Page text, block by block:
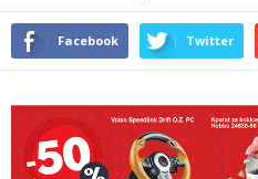
Facebook Twitter